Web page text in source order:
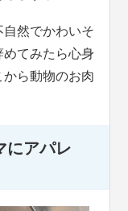
然でかわいそ
めてみたら心身
ら動物のお肉
にアパレ